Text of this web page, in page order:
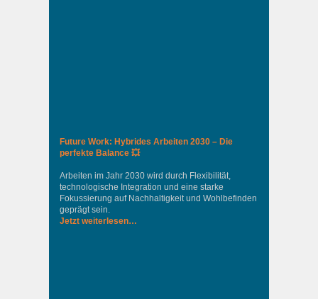
Future Work: Hybrides Arbeiten 2030 – Die
perfekte Balance 💥
Arbeiten im Jahr 2030 wird durch Flexibilität,
technologische Integration und eine starke
Fokussierung auf Nachhaltigkeit und Wohlbefinden
geprägt sein.
Jetzt weiterlesen…